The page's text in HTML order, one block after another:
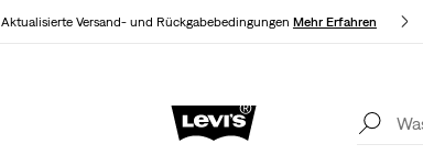
Aktualisierte Versand- und Rückgabebedingungen Mehr Erfahren
Levi’s® App. Best of Levi’s® für dichMehr Erfahren